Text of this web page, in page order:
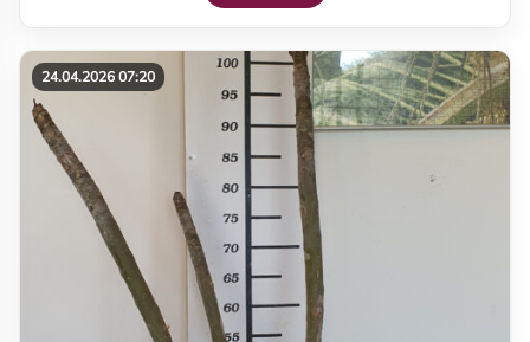
24.04.2026 07:20